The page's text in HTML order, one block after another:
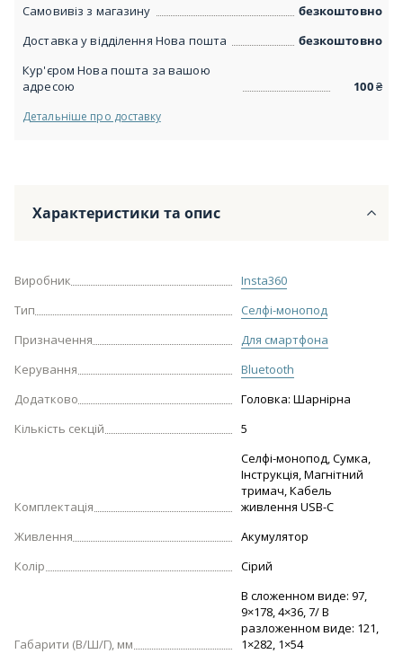
Самовивіз з магазину
безкоштовно
Доставка у відділення Нова пошта
безкоштовно
Кур'єром Нова пошта за вашою
адресою
100₴
Детальніше про доставку
Характеристики та опис
Виробник
Insta360
Тип
Селфі-монопод
Призначення
Для смартфона
Керування
Bluetooth
Додатково
Головка: Шарнірна
Кількість секцій
5
Комплектація
Селфі-монопод, Сумка,
Інструкція, Магнітний
тримач, Кабель
живлення USB-C
Живлення
Акумулятор
Колір
Сірий
Габарити (В/Ш/Г), мм
В сложенном виде: 97,
9×178, 4×36, 7/ В
разложенном виде: 121,
1×282, 1×54